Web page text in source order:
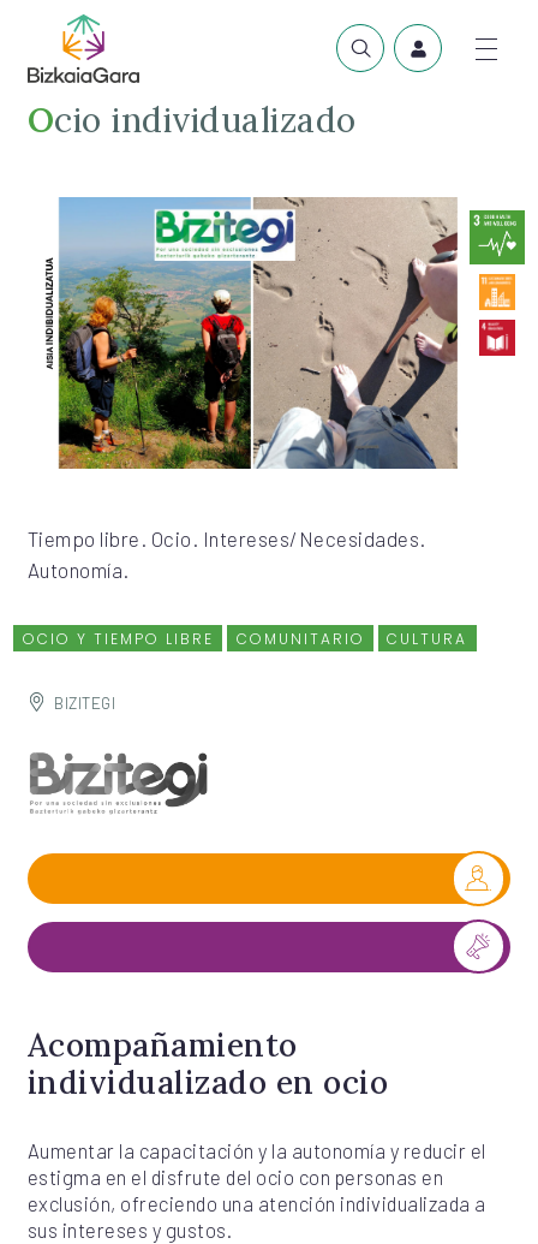
Ocio individualizado
Tiempo libre. Ocio. Intereses/Necesidades.
Autonomía.
OCIO Y TIEMPO LIBRE COMUNITARIO CULTURA
BIZITEGI
Acompañamiento
individualizado en ocio
Aumentar la capacitación y la autonomía y reducir el
estigma en el disfrute del ocio con personas en
exclusión, ofreciendo una atención individualizada a
sus intereses y gustos.